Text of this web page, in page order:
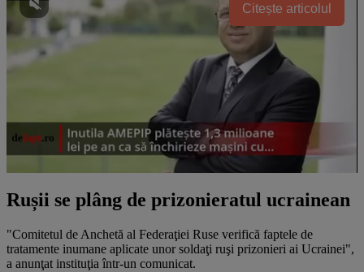
Citește articolul
Rușii se plâng de prizonieratul ucrainean
"Comitetul de Anchetă al Federaţiei Ruse verifică faptele de
tratamente inumane aplicate unor soldaţi ruşi prizonieri ai Ucrainei",
a anunţat instituţia într-un comunicat.